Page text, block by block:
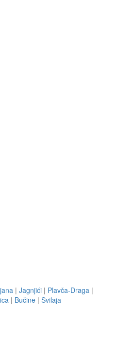
| Jagnjići | Plavča-Draga |
| Bučine | Svilaja